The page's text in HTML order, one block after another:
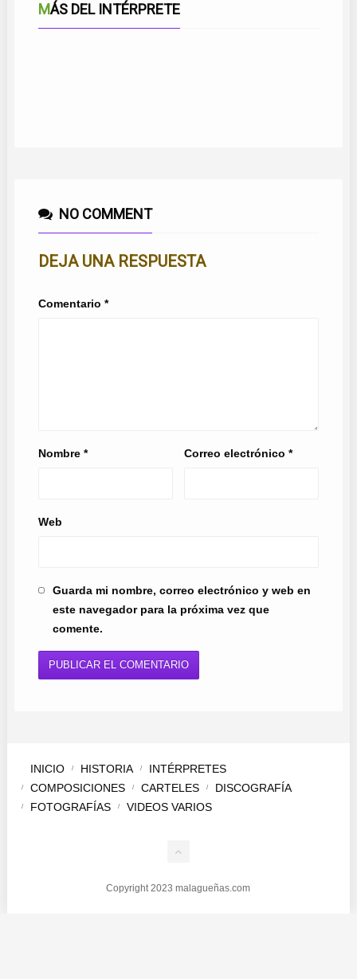
MÁS DEL INTÉRPRETE
POR MALAGUEÑAS VAMOS A BAILAR
MARAVILLA DEL MUNDO
MÁLAGA Y EL MARINERO
NO COMMENT
DEJA UNA RESPUESTA
Comentario *
Nombre * Correo electrónico*
Web
Guarda mi nombre, correo electrónico y web en
este navegador para la próxima vez que
comente.
Copyright 2023 malagueñas.com
INICIO HISTORIA
INTÉRPRETES
COMPOSICIONES
CARTELES
DISCOGRAFÍA
FOTOGRAFÍAS
VIDEOS VARIOS